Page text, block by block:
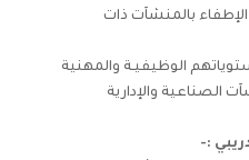
بالمنشآت ذات
الوظيفيـة والمهنية
الصناعية والإدارية
:-